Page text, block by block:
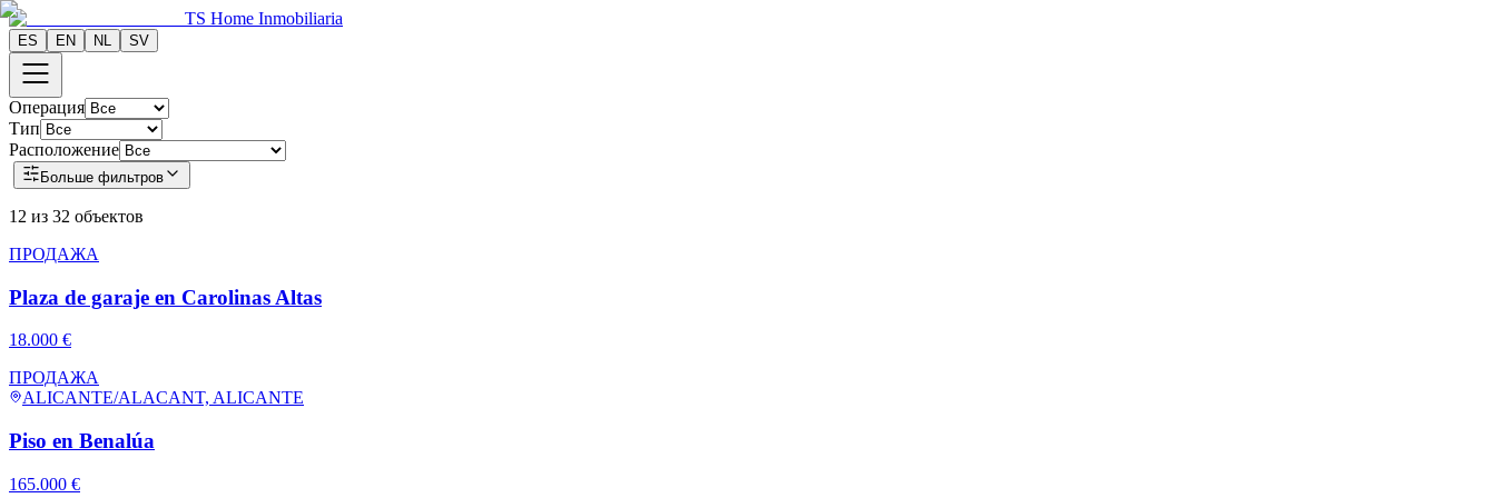
TS Home Inmobiliaria
ES EN NL SV
Операция
Тип
Расположение
Больше фильтров
12 из 32 объектов
ПРОДАЖА
Plaza de garaje en Carolinas Altas
18.000 €
ПРОДАЖА
ALICANTE/ALACANT, ALICANTE
Piso en Benalúa
165.000 €